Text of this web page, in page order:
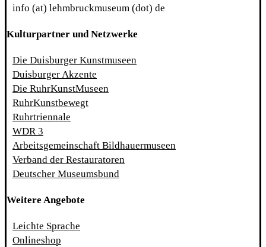
info (at) lehmbruckmuseum (dot) de
Kulturpartner und Netzwerke
Die Duisburger Kunstmuseen
Duisburger Akzente
Die RuhrKunstMuseen
RuhrKunstbewegt
Ruhrtriennale
WDR 3
Arbeitsgemeinschaft Bildhauermuseen
Verband der Restauratoren
Deutscher Museumsbund
Weitere Angebote
Leichte Sprache
Onlineshop